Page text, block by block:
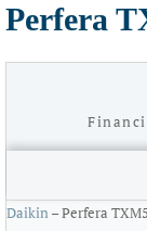
Perfera
Daikin– Perfera